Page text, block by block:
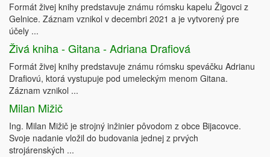
Formát živej knihy predstavuje známu rómsku kapelu Žigovci z
Gelnice. Záznam vznikol v decembri 2021 a je vytvorený pre
účely ...
Živá kniha - Gitana - Adriana Drafiová
Formát živej knihy predstavuje známu rómsku speváčku Adrianu
Drafiovú, ktorá vystupuje pod umeleckým menom Gitana.
Záznam vznikol ...
Milan Mižič
Ing. Milan Mižič je strojný inžinier pôvodom z obce Bijacovce.
Svoje nadanie vložil do budovania jednej z prvých
strojárenských ...